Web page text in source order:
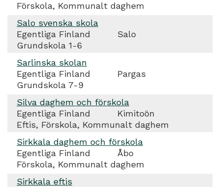
Förskola, Kommunalt daghem
Salo svenska skola
Egentliga Finland
Salo
Grundskola 1-6
Sarlinska skolan
Egentliga Finland
Pargas
Grundskola 7-9
Silva daghem och förskola
Egentliga Finland
Kimitoön
Eftis, Förskola, Kommunalt daghem
Sirkkala daghem och förskola
Egentliga Finland
Åbo
Förskola, Kommunalt daghem
Sirkkala eftis